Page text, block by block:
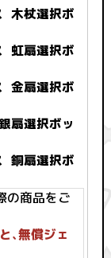
木杖選択ボ
虹扇選択ボ
金扇選択ボ
扇選択ボッ
銅扇選択ボ
の商品をご
、無償ジェ